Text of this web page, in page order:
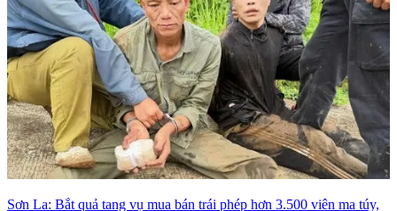
Sơn La: Bắt quả tang vụ mua bán trái phép hơn 3.500 viên ma túy,